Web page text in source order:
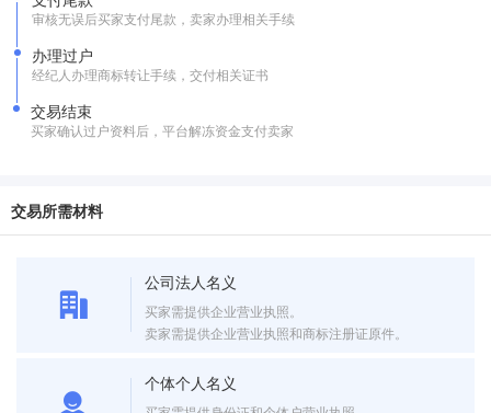
审核无误后买家支付尾款，卖家办理相关手续
办理过户
经纪人办理商标转让手续，交付相关证书
交易结束
买家确认过户资料后，平台解冻资金支付卖家
交易所需材料
公司法人名义
买家需提供企业营业执照。
卖家需提供企业营业执照和商标注册证原件。
个体个人名义